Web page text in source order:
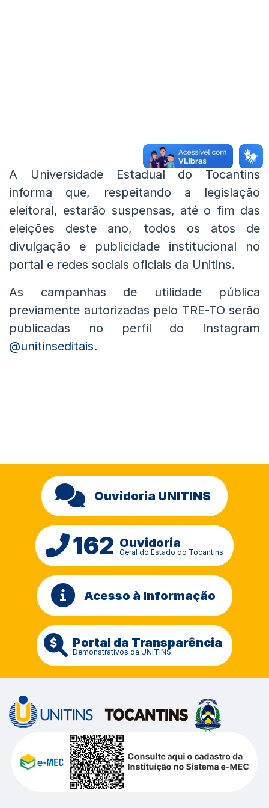
A Universidade Estadual do Tocantins
informa que, respeitando a legislação
eleitoral, estarão suspensas, até o fim das
eleições deste ano, todos os atos de
divulgação e publicidade institucional no
portal e redes sociais oficiais da Unitins.
As campanhas de utilidade pública
previamente autorizadas pelo TRE-TO serão
publicadas no perfil do Instagram
@unitinseditais.
Ouvidoria UNITINS
162 Ouvidoria
Geral do Estado do Tocantins
Acesso à Informação
Portal da Transparência
Demonstrativos da UNITINS